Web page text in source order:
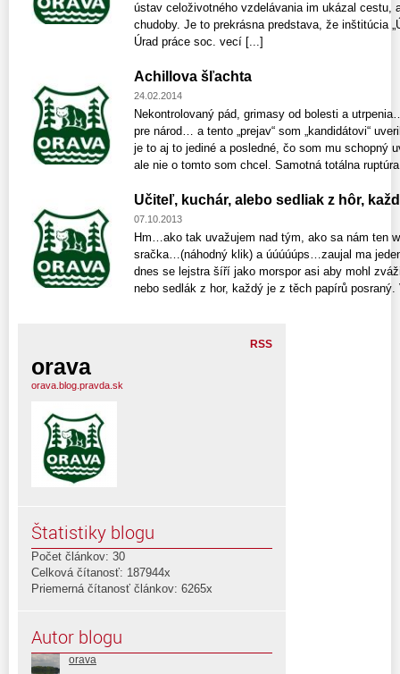
ústav celoživotného vzdelávania im ukázal cestu,
chudoby. Je to prekrásna predstava, že inštitúcia
Úrad práce soc. vecí [...]
Achillova šľachta
24.02.2014
Nekontrolovaný pád, grimasy od bolesti a
pre národ… a tento „prejav“ som „kandidátovi“
je to aj to jediné a posledné, čo som mu schopný
ale nie o tomto som chcel. Samotná totálna
Učiteľ, kuchár, alebo sedliak z hôr,
07.10.2013
Hm…ako tak uvažujem nad tým, ako sa nám ten
sračka…(náhodný klik) a úúúúúps…zaujal ma
dnes se lejstra šíří jako morspor asi aby mohl
nebo sedlák z hor, každý je z těch papírů
RSS
orava
orava.blog.pravda.sk
Štatistiky blogu
Počet článkov: 30
Celková čítanosť: 187944x
Priemerná čítanosť článkov: 6265x
Autor blogu
orava